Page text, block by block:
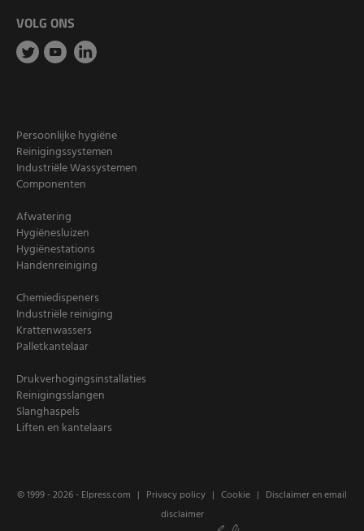
VOLG ONS
Persoonlijke hygiëne
Reinigingssystemen
Industriële Wassystemen
Componenten
Afwatering
Hygiënesluizen
Hygiënestations
Handenreiniging
Chemiedispeners
Industriële reiniging
Krattenwassers
Palletkantelaar
Drukverhogingsinstallaties
Reinigingsslangen
Slanghaspels
Liften en kantelaars
© 1999 - 2026 - Elpress.com Privacy policy Cookie
Disclaimer en email
disclaimer